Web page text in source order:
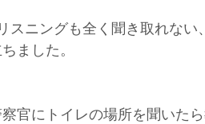
スニングも全く聞き取れない
ました。
官にトイレの場所を聞いた